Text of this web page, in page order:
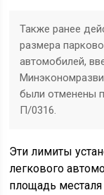
Также ранее
размера
автомобилей,
были отменены
П/0316.
Эти лимиты
легкового
площадь